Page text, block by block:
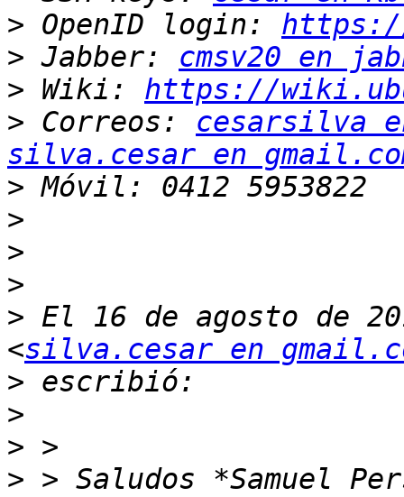
> OpenID login: https://
> Jabber: cmsv20 en
> Wiki: https://
> Correos: cesarsilva
silva.cesar en
>
>
>
>
> El 16 de agosto de
<silva.cesar en
>
>
>
> > Saludos *Samuel